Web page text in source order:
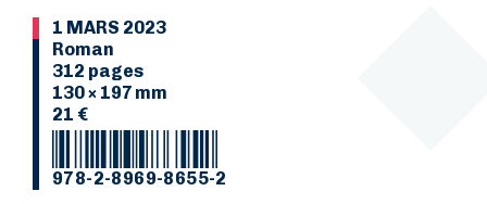
1 MARS 2023
Roman
312 pages
130 × 197 mm
21 €
978-2-8969-8655-2